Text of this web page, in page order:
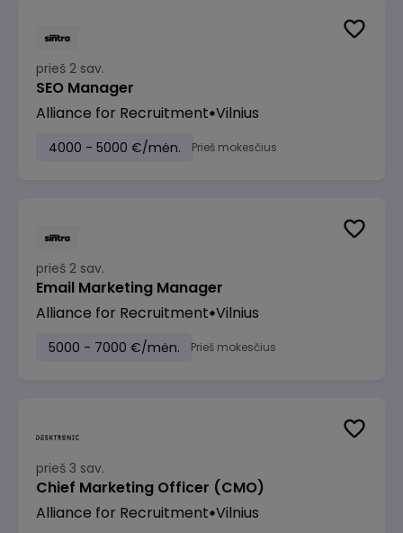
prieš 2 sav.
SEO Manager
Alliance for Recruitment Vilnius
4000 - 5000 €/mėn. Prieš mokesčius
prieš 2 sav.
Email Marketing Manager
Alliance for Recruitment Vilnius
5000 - 7000 €/mėn. Prieš mokesčius
prieš 3 sav.
Chief Marketing Officer (CMO)
Alliance for Recruitment Vilnius